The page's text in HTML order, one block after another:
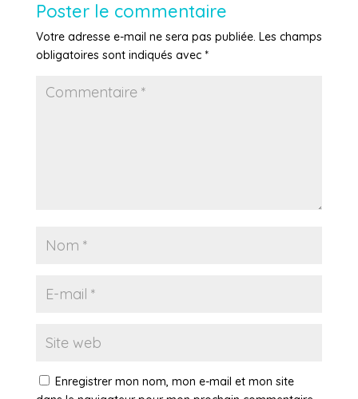
Poster le commentaire
Votre adresse e-mail ne sera pas publiée. Les champs
obligatoires sont indiqués avec *
Enregistrer mon nom, mon e-mail et mon site